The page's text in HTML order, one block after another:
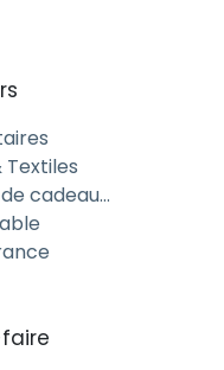
Textiles
cadeau…